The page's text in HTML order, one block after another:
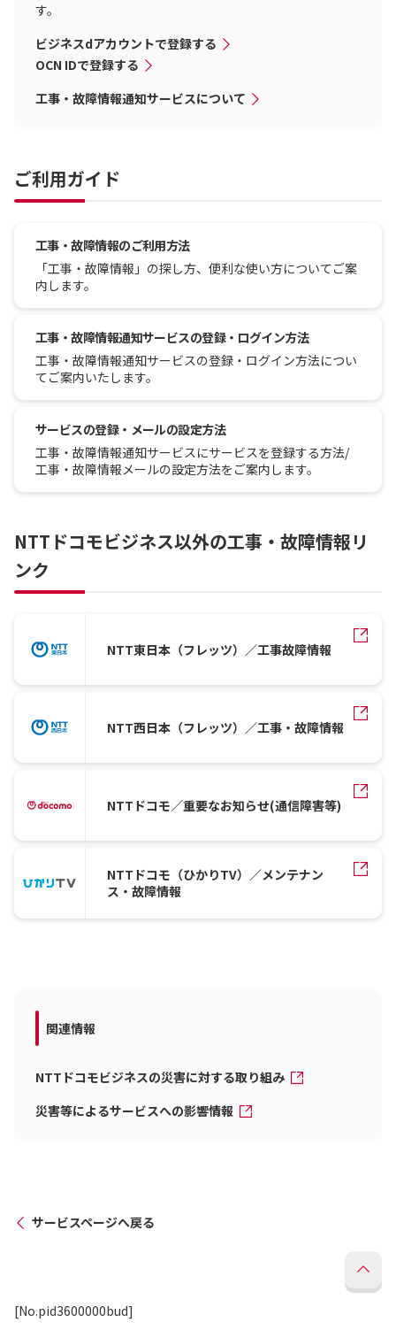
す。
ビジネスdアカウントで登録する
OCN IDで登録する
工事・故障情報通知サービスについて
ご利用ガイド
工事・故障情報のご利用方法
「工事・故障情報」の探し方、便利な使い方についてご案
内します。
工事・故障情報通知サービスの登録・ログイン方法
工事・故障情報通知サービスの登録・ログイン方法につい
てご案内いたします。
サービスの登録・メールの設定方法
工事・故障情報通知サービスにサービスを登録する方法/
工事・故障情報メールの設定方法をご案内します。
NTTドコモビジネス以外の工事・故障情報リ
ンク
NTT東日本（フレッツ）／工事故障情報
NTT西日本（フレッツ）／工事・故障情報
NTTドコモ／重要なお知らせ(通信障害等)
NTTドコモ（ひかりTV）／メンテナン
ス・故障情報
関連情報
NTTドコモビジネスの災害に対する取り組み
災害等によるサービスへの影響情報
サービスページへ戻る
[No.pid3600000bud]